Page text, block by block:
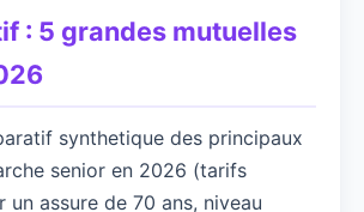
: 5 grandes mutuelles
synthetique des principaux
senior en 2026 (tarifs
un assure de 70 ans, niveau